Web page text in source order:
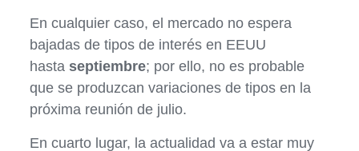
En cualquier caso, el mercado no espera
bajadas de tipos de interés en EEUU
hasta septiembre; por ello, no es probable
que se produzcan variaciones de tipos en la
próxima reunión de julio.
En cuarto lugar, la actualidad va a estar muy